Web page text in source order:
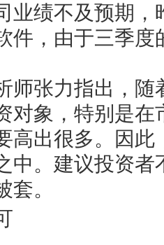
业绩不及预期
件，由于三季
张力指出，随
对象，特别是
高出很多。因
中。建议投资
套。